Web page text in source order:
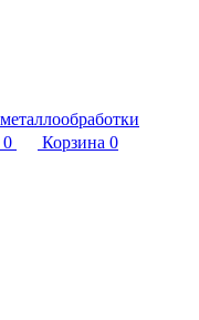
0 Корзина 0